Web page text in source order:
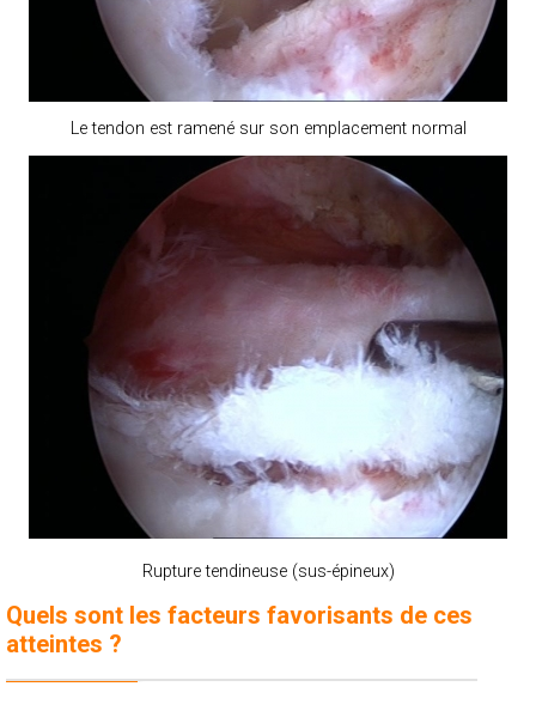
Le tendon est ramené sur son emplacement normal
Rupture tendineuse (sus-épineux)
Quels sont les facteurs favorisants de ces
atteintes ?